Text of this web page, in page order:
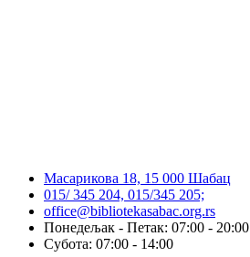
Масарикова 18, 15 000 Шабац
015/ 345 204, 015/345 205;
office@bibliotekasabac.org.rs
Понедељак - Петак: 07:00 - 20:00
Субота: 07:00 - 14:00